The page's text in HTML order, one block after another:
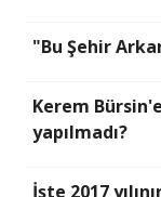
"Bu Şehir
Kerem
yapılmadı?
İşte 2017